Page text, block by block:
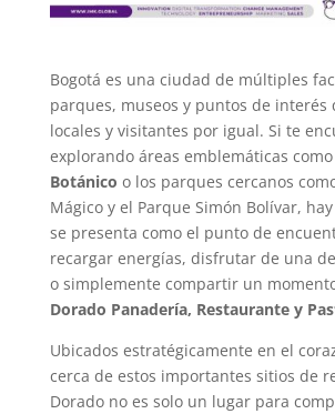
Bogotá es una ciudad de múltiples
parques, museos y puntos de interés
locales y visitantes por igual. Si te
explorando áreas emblemáticas
Botánico o los parques cercanos
Mágico y el Parque Simón Bolívar,
se presenta como el punto de
recargar energías, disfrutar de una
o simplemente compartir un
Dorado Panadería, Restaurante y
Ubicados estratégicamente en el
cerca de estos importantes sitios de
Dorado no es solo un lugar para